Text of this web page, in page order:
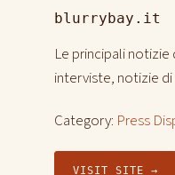
blurrybay.it
Le principali
interviste, notizie
Category: Press
VISIT SITE →